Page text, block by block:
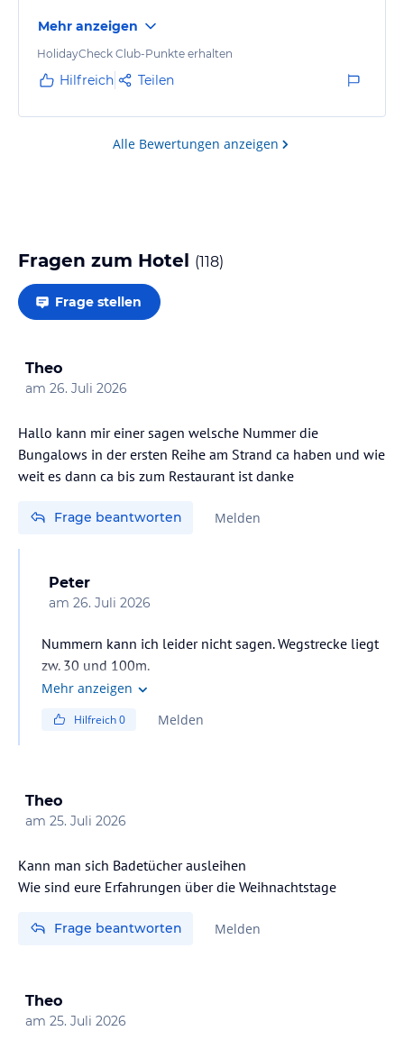
Mehr anzeigen
HolidayCheck Club-Punkte erhalten
Hilfreich Teilen
Alle Bewertungen anzeigen
Fragen zum Hotel (118)
Frage stellen
Theo
am 26. Juli 2026
Hallo kann mir einer sagen welsche Nummer die
Bungalows in der ersten Reihe am Strand ca haben und wie
Frage beantworten Melden
Peter
am 26. Juli 2026
Nummern kann ich leider nicht sagen. Wegstrecke liegt
zw. 30 und 100m.
Mehr anzeigen
Hilfreich0 Melden
Theo
am 25. Juli 2026
Kann man sich Badetücher ausleihen
Wie sind eure Erfahrungen über die Weihnachtstage
Frage beantworten Melden
Theo
am 25. Juli 2026